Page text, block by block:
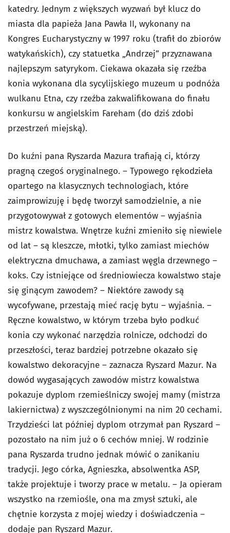
katedry. Jednym z większych wyzwań był klucz do
miasta dla papieża Jana Pawła II, wykonany na
Kongres Eucharystyczny w 1997 roku (trafił do zbiorów
watykańskich), czy statuetka „Andrzej” przyznawana
najlepszym satyrykom. Ciekawa okazała się rzeźba
konia wykonana dla sycylijskiego muzeum u podnóża
wulkanu Etna, czy rzeźba zakwalifikowana do finału
konkursu w angielskim Fareham (do dziś zdobi
przestrzeń miejską).
Do kuźni pana Ryszarda Mazura trafiają ci, którzy
pragną czegoś oryginalnego. – Typowego rękodzieła
opartego na klasycznych technologiach, które
zaimprowizuję i będę tworzył samodzielnie, a nie
przygotowywał z gotowych elementów – wyjaśnia
mistrz kowalstwa. Wnętrze kuźni zmieniło się niewiele
od lat – są kleszcze, młotki, tylko zamiast miechów
elektryczna dmuchawa, a zamiast węgla drzewnego –
koks. Czy istniejące od średniowiecza kowalstwo staje
się ginącym zawodem? – Niektóre zawody są
wycofywane, przestają mieć rację bytu – wyjaśnia. –
Ręczne kowalstwo, w którym trzeba było podkuć
konia czy wykonać narzędzia rolnicze, odchodzi do
przeszłości, teraz bardziej potrzebne okazało się
kowalstwo dekoracyjne – zaznacza Ryszard Mazur. Na
dowód wygasających zawodów mistrz kowalstwa
pokazuje dyplom rzemieślniczy swojej mamy (mistrza
lakiernictwa) z wyszczególnionymi na nim 20 cechami.
Trzydzieści lat później dyplom otrzymał pan Ryszard –
pozostało na nim już o 6 cechów mniej. W rodzinie
pana Ryszarda trudno jednak mówić o zanikaniu
tradycji. Jego córka, Agnieszka, absolwentka ASP,
także projektuje i tworzy prace w metalu. – Ja opieram
wszystko na rzemiośle, ona ma zmysł sztuki, ale
chętnie korzysta z mojej wiedzy i doświadczenia –
dodaje pan Ryszard Mazur.